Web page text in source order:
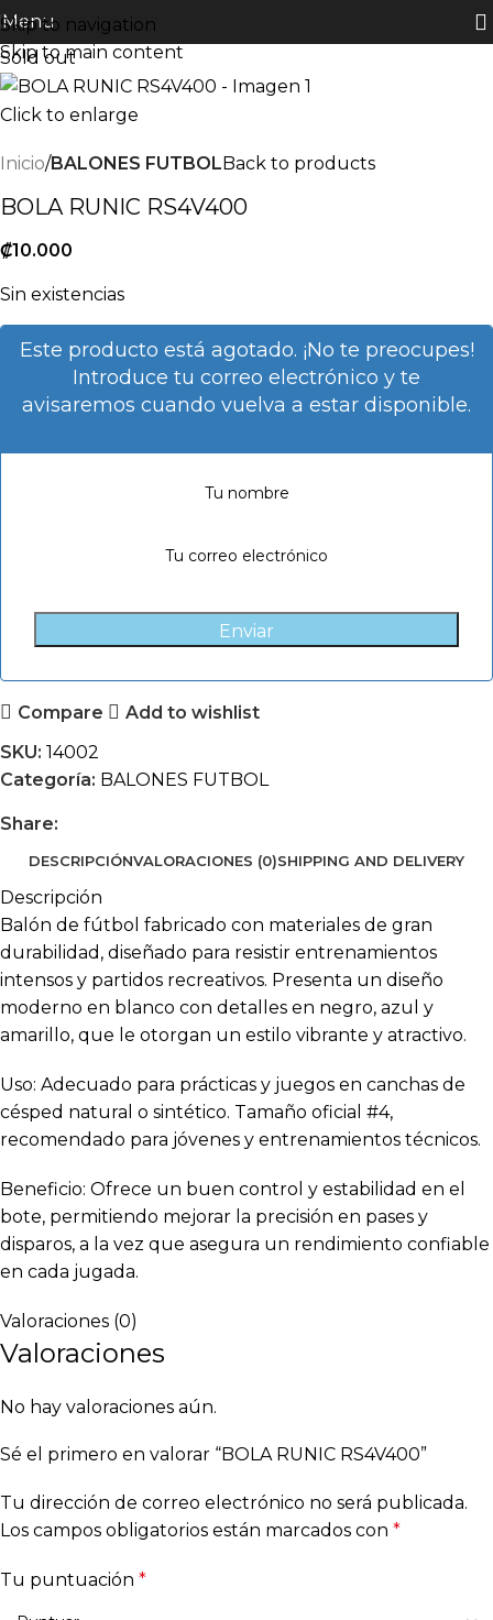
Skip to navigation
Skip to main content
Menu
Sold out
Click to enlarge
Inicio BALONES FUTBOL Back to products
BOLA RUNIC RS4V400
₡10.000
Sin existencias
Este producto está agotado. ¡No te preocupes!
Introduce tu correo electrónico y te
avisaremos cuando vuelva a estar disponible.
Enviar
Compare
Add to wishlist
SKU: 14002
Categoría: BALONES FUTBOL
Share:
DESCRIPCIÓNVALORACIONES (0)SHIPPING AND DELIVERY
Descripción
Balón de fútbol fabricado con materiales de gran
durabilidad, diseñado para resistir entrenamientos
intensos y partidos recreativos. Presenta un diseño
moderno en blanco con detalles en negro, azul y
amarillo, que le otorgan un estilo vibrante y atractivo.
Uso: Adecuado para prácticas y juegos en canchas de
césped natural o sintético. Tamaño oficial #4,
recomendado para jóvenes y entrenamientos técnicos.
Beneficio: Ofrece un buen control y estabilidad en el
bote, permitiendo mejorar la precisión en pases y
disparos, a la vez que asegura un rendimiento confiable
en cada jugada.
Valoraciones (0)
Valoraciones
No hay valoraciones aún.
Sé el primero en valorar “BOLA RUNIC RS4V400”
Tu dirección de correo electrónico no será publicada.
Los campos obligatorios están marcados con *
Tu puntuación *